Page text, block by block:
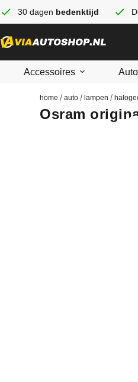
30 dagen bedenktijd
Accessoires
home /auto /lampen /
Osram